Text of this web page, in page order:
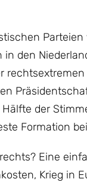
den
der
Formation
Eine
Krieg in